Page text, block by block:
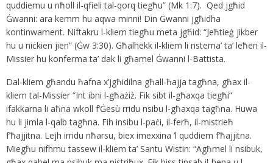
quddiemu u nħoll il-qfieli tal-qorq tiegħu” (Mk 1:7). Qed jgħid
Ġwanni: ara kemm hu aqwa minni! Din Ġwanni jgħidha
kontinwament. Niftakru l-kliem tiegħu meta jgħid: “Jeħtieġ jikber
hu u niċkien jien” (Ġw 3:30). Għalhekk il-kliem li nstema’ ta’ leħen il-
Missier hu konferma ta’ dak li għamel Ġwanni l-Battista.
Dal-kliem għandu ħafna x’jgħidilna għall-ħajja tagħna, għax il-
kliem tal-Missier “Int ibni l-għażiż. Fik sibt il-għaxqa tiegħi”
ifakkarna li aħna wkoll f’Ġesù rridu nsibu l-għaxqa tagħna. Huwa
hu li jimla l-qalb tagħna. Fih insibu l-paċi, il-ferħ, il-mistrieħ
f’ħajjitna. Lejh irridu nħarsu, biex imexxina ’l quddiem f’ħajjitna.
Miegħu nifhmu tassew il-kliem ta’ Santu Wistin: “Agħmel li nsibuk,